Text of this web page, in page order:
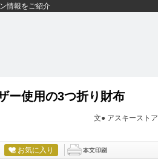
情報をご紹介
ー使用の3つ折り財布
文● アスキーストア
お気に入り